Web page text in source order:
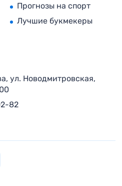
Прогнозы на спорт
Лучшие букмекеры
ул. Новодмитровская,
82